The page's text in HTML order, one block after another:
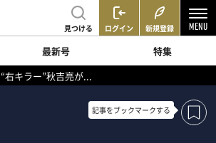
見つける ログイン 新規登録
最新号
特集
“右キラー”秋吉亮が...
記事をブックマークする